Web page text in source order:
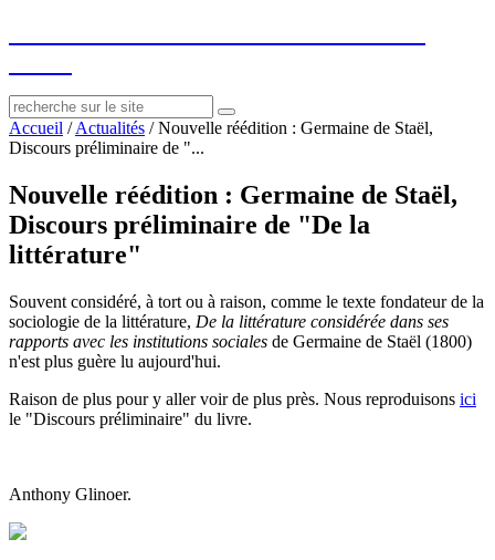
Accueil /Actualités /Nouvelle réédition : Germaine de Staël,
Discours préliminaire de "...
Nouvelle réédition : Germaine de Staël,
Discours préliminaire de "De la
littérature"
Souvent considéré, à tort ou à raison, comme le texte fondateur de la
sociologie de la littérature, De la littérature considérée dans ses
rapports avec les institutions sociales de Germaine de Staël (1800)
n'est plus guère lu aujourd'hui.
Raison de plus pour y aller voir de plus près. Nous reproduisons ici
le "Discours préliminaire" du livre.
Anthony Glinoer.